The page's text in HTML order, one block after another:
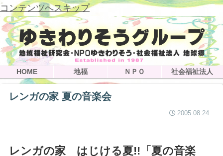
コンテンツへスキップ
HOME 地福 ＮＰＯ 社会福祉法人
レンガの家 夏の音楽会
2005.08.24
レンガの家 はじける夏!!「夏の音楽